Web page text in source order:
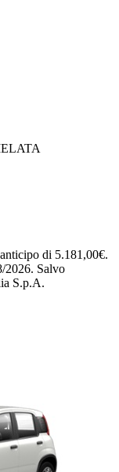
di 5.181,00€.
2026. Salvo
S.p.A.